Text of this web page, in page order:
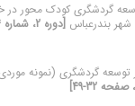
گردشگری کودک محور در
بندرعباس [دوره 2، شماره 4، 1403، صفحه 55-68]
توسعه گردشگری (نمونه